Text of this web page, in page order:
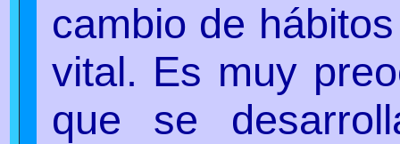
cambio de
vital. Es muy
que se